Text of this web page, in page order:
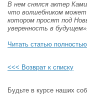
В нем снялся актер
что волшебником
котором просят под
уверенность в будущем».
Читать статью
<<< Возврат к списку
Будьте в курсе наших